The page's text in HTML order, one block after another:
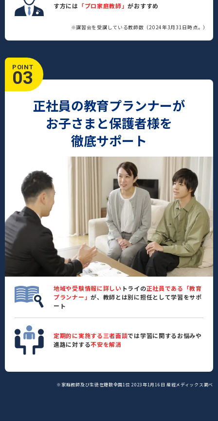
す方には 「プロ家庭教師」がおすすめ
※講習会を受講している教師数（2024年3月31日時点。）
POINT
03
正社員の教育プランナーが
お子さまと保護者様を
徹底サポート
地域や受験情報に詳しい トライの正社員である「教育
プランナー」が、教師とは別に担任として学習をサポ
ート
定期的に実施する三者面談では学習に関するお悩みや
進路に対する不安を解消
※家庭教師及び生徒在籍数全国1位 2023年1月16日 産經メディックス調べ